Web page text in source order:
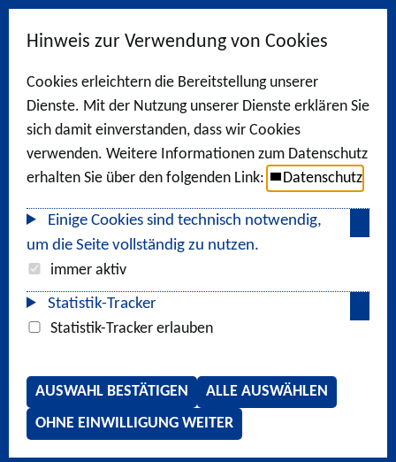
Hinweis zur Verwendung von Cookies
Cookies erleichtern die Bereitstellung unserer
Dienste. Mit der Nutzung unserer Dienste erklären Sie
sich damit einverstanden, dass wir Cookies
verwenden. Weitere Informationen zum Datenschutz
erhalten Sie über den folgenden Link:
Datenschutz
Einige Cookies sind technisch notwendig,
um die Seite vollständig zu nutzen.
immer aktiv
Statistik-Tracker
Statistik-Tracker erlauben
AUSWAHL BESTÄTIGEN
ALLE AUSWÄHLEN
OHNE EINWILLIGUNG WEITER